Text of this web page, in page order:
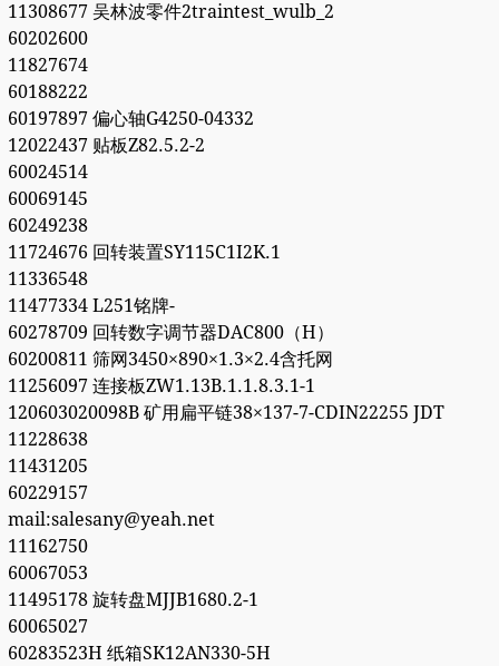
11308677 吴林波零件2traintest_wulb_2
60202600
11827674
60188222
60197897 偏心轴G4250-04332
12022437 贴板Z82.5.2-2
60024514
60069145
60249238
11724676 回转装置SY115C1I2K.1
11336548
11477334 L251铭牌-
60278709 回转数字调节器DAC800（H）
60200811 筛网3450×890×1.3×2.4含托网
11256097 连接板ZW1.13B.1.1.8.3.1-1
120603020098B 矿用扁平链38×137-7-CDIN22255 JDT
11228638
11431205
60229157
mail:salesany@yeah.net
11162750
60067053
11495178 旋转盘MJJB1680.2-1
60065027
60283523H 纸箱SK12AN330-5H